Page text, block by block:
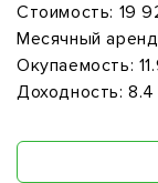
Стоимость: 19
Месячный
Окупаемость:
Доходность: 8.4